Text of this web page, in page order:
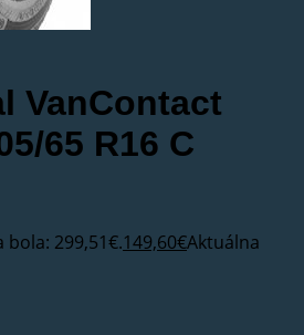
VanContact
65 R16 C
bola: 299,51€.149,60€Aktuálna